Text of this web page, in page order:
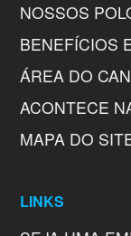
NOSSOS
BENEFÍCIOS
ÁREA DO
ACONTECE
MAPA DO
LINKS